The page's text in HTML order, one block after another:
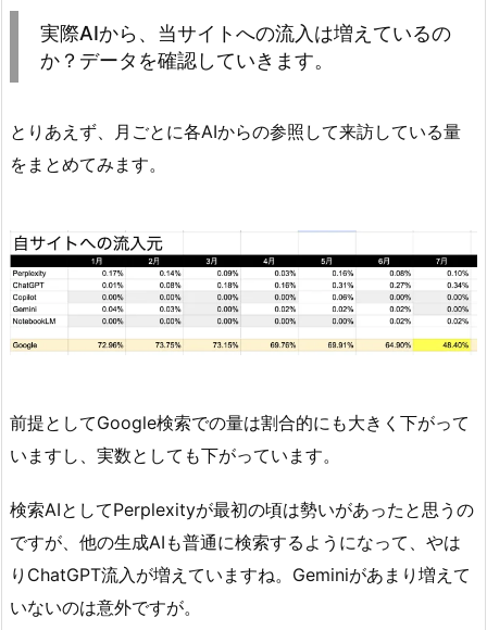
実際AIから、当サイトへの流入は増えているの
か？データを確認していきます。
とりあえず、月ごとに各AIからの参照して来訪している量
をまとめてみます。
前提としてGoogle検索での量は割合的にも大きく下がって
いますし、実数としても下がっています。
検索AIとしてPerplexityが最初の頃は勢いがあったと思うの
ですが、他の生成AIも普通に検索するようになって、やは
りChatGPT流入が増えていますね。Geminiがあまり増えて
いないのは意外ですが。